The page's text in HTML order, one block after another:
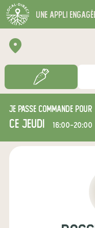
une appli
Je passe commande pour
ce jeudi 16:00-20:00